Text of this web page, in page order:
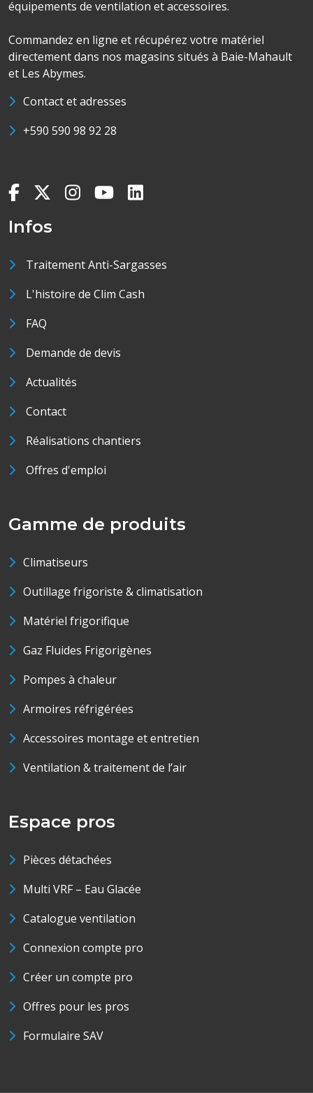
équipements de ventilation et accessoires.
Commandez en ligne et récupérez votre matériel
directement dans nos magasins situés à Baie-Mahault
et Les Abymes.
Contact et adresses
+590 590 98 92 28
Infos
Traitement Anti-Sargasses
L'histoire de Clim Cash
FAQ
Demande de devis
Actualités
Contact
Réalisations chantiers
Offres d'emploi
Gamme de produits
Climatiseurs
Outillage frigoriste & climatisation
Matériel frigorifique
Gaz Fluides Frigorigènes
Pompes à chaleur
Armoires réfrigérées
Accessoires montage et entretien
Ventilation & traitement de l’air
Espace pros
Pièces détachées
Multi VRF – Eau Glacée
Catalogue ventilation
Connexion compte pro
Créer un compte pro
Offres pour les pros
Formulaire SAV